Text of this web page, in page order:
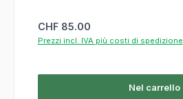
Prezzo normale:
CHF 85.00
Prezzi incl. IVA più costi di spedizione
Nel carrello